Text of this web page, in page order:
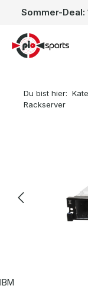
Zum Hauptinhalt
Du bist hier:
Rackserver
IBM